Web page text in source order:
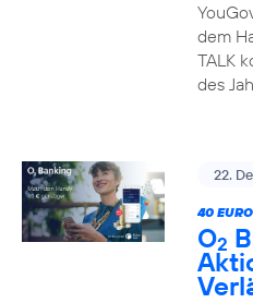
dem
TALK
des
22.
40
O2